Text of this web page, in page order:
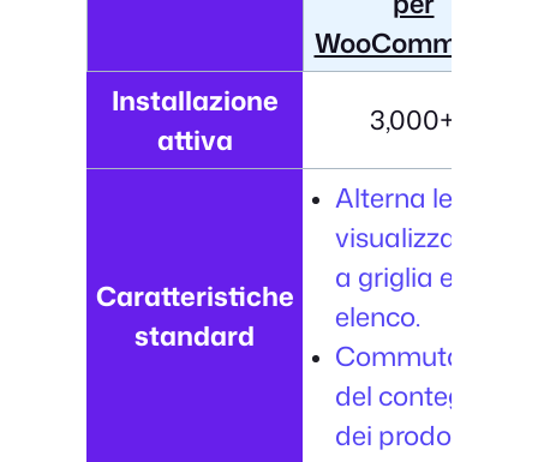
WooCommerce
Installazione
attiva
3,000+
Caratteristiche
standard
Alterna le
visualizzazioni
a griglia e a
elenco.
Commutatore
del conteggio
dei prodotti.